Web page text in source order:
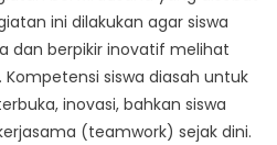
ini dilakukan agar siswa
dan berpikir inovatif melihat
siswa diasah untuk
inovasi, bahkan siswa
(teamwork) sejak dini.